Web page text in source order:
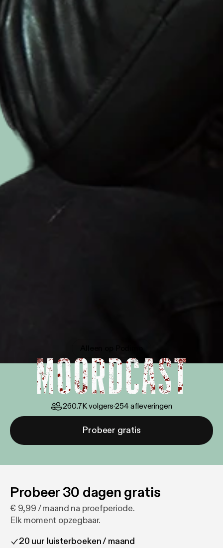
260.7Kvolgers·254afleveringen
Probeer gratis
Probeer 30 dagen gratis
€ 9,99 / maand na proefperiode.
Elk moment opzegbaar.
20 uur luisterboeken / maand